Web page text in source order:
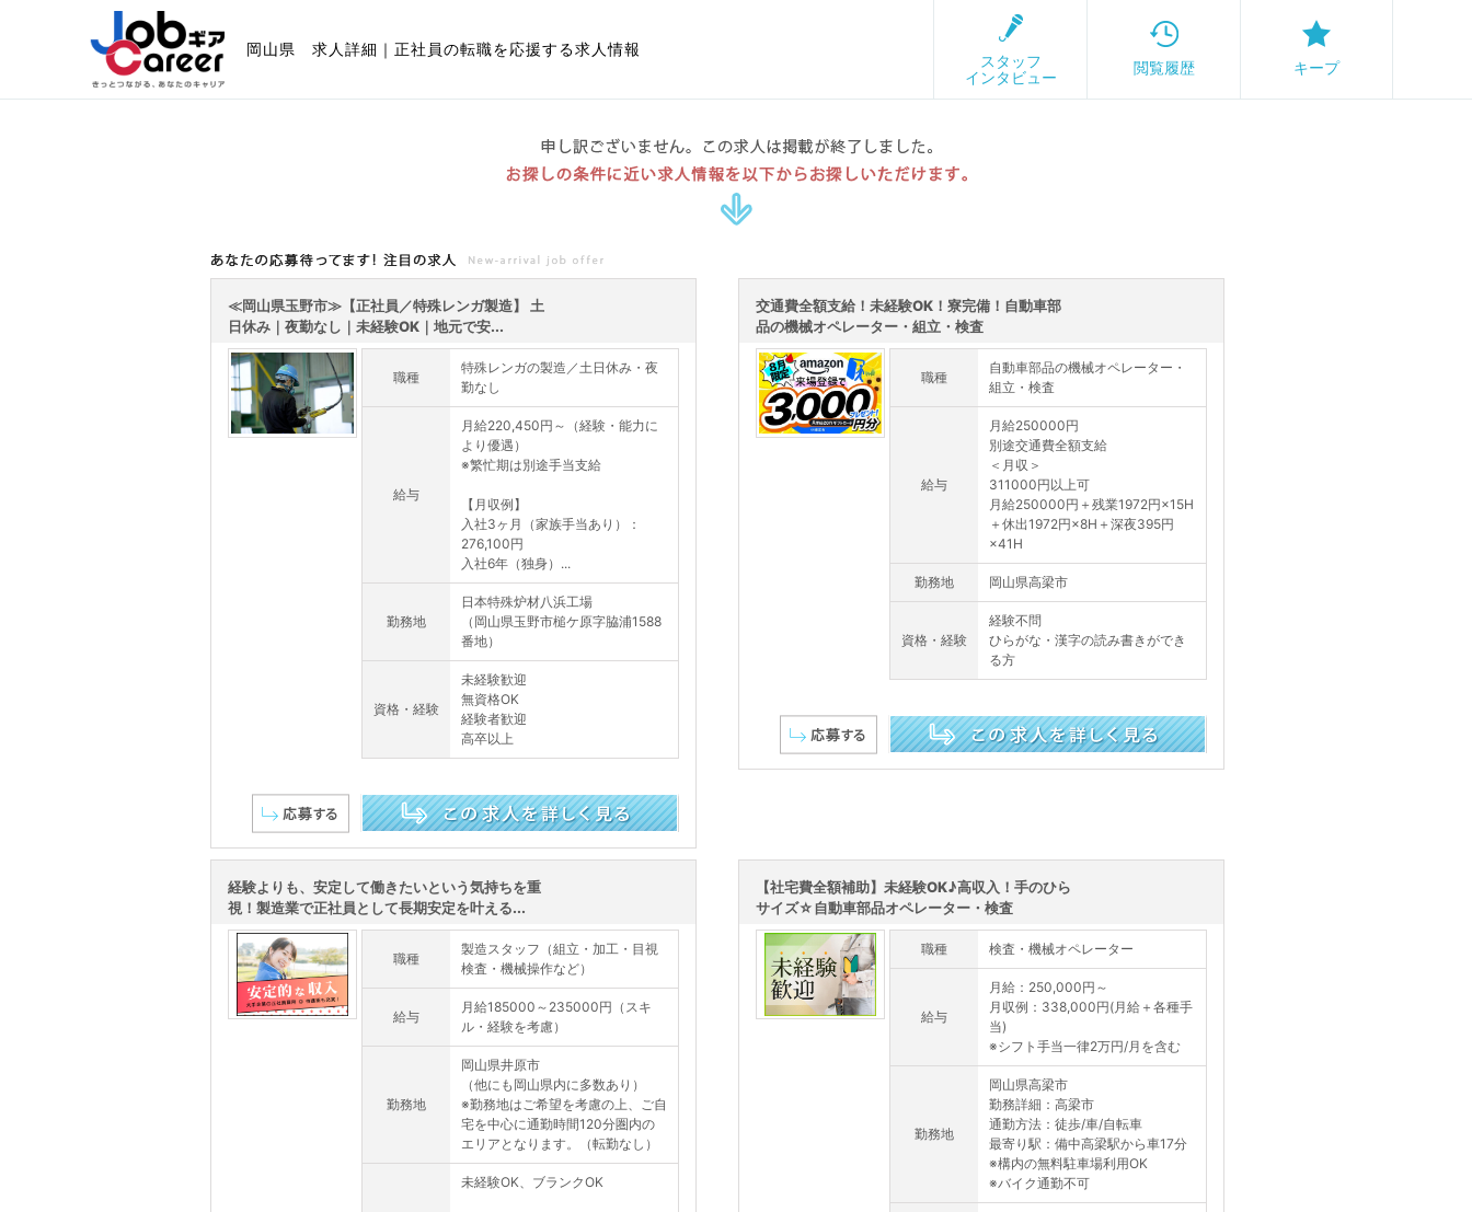
岡山県 求人詳細｜正社員の転職を応援する求人情報
スタッフ
インタビュー
閲覧履歴 キープ
あなたの応募待ってます!注目の求人
≪岡山県玉野市≫【正社員／特殊レンガ製造】 土
日休み｜夜勤なし｜未経験OK｜地元で安...
職種
特殊レンガの製造／土日休み・夜
勤なし
給与
月給220,450円～（経験・能力に
より優遇）
※繁忙期は別途手当支給
【月収例】
入社3ヶ月（家族手当あり）：
276,100円
入社6年（独身）...
勤務地
日本特殊炉材八浜工場
（岡山県玉野市槌ケ原字脇浦1588
番地）
資格・経験
未経験歓迎
無資格OK
経験者歓迎
高卒以上
交通費全額支給！未経験OK！寮完備！自動車部
品の機械オペレーター・組立・検査
職種
自動車部品の機械オペレーター・
組立・検査
給与
月給250000円
別途交通費全額支給
＜月収＞
311000円以上可
月給250000円＋残業1972円×15H
＋休出1972円×8H＋深夜395円
×41H
勤務地 岡山県高梁市
資格・経験
経験不問
ひらがな・漢字の読み書きができ
る方
経験よりも、安定して働きたいという気持ちを重
視！製造業で正社員として長期安定を叶える...
職種
製造スタッフ（組立・加工・目視
検査・機械操作など）
給与
月給185000～235000円（スキ
ル・経験を考慮）
勤務地
岡山県井原市
（他にも岡山県内に多数あり）
※勤務地はご希望を考慮の上、ご自
宅を中心に通勤時間120分圏内の
エリアとなります。（転勤なし）
未経験OK、ブランクOK
【社宅費全額補助】未経験OK♪高収入！手のひら
サイズ☆自動車部品オペレーター・検査
職種 検査・機械オペレーター
給与
月給：250,000円～
月収例：338,000円(月給＋各種手
当)
※シフト手当一律2万円/月を含む
勤務地
岡山県高梁市
勤務詳細：高梁市
通勤方法：徒歩/車/自転車
最寄り駅：備中高梁駅から車17分
※構内の無料駐車場利用OK
※バイク通勤不可